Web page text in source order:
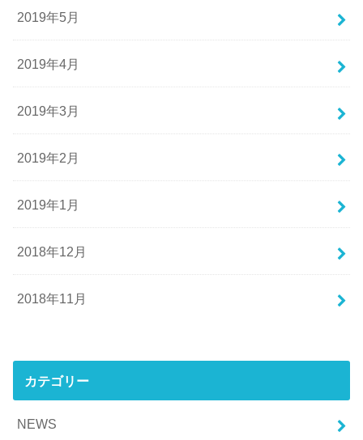
2019年5月
2019年4月
2019年3月
2019年2月
2019年1月
2018年12月
2018年11月
カテゴリー
NEWS